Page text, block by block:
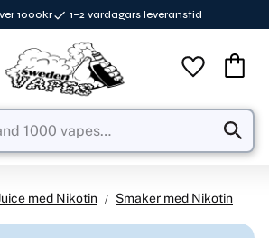
1000kr 1–2 vardagars leveranstid
Favoriter
med Nikotin Smaker med Nikotin